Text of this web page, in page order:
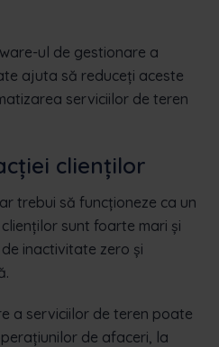
ul de gestionare a
ajuta să reduceți aceste
serviciilor de teren
clienților
trebui să funcționeze ca un
sunt foarte mari și
inactivitate zero și
a serviciilor de teren poate
de afaceri, la